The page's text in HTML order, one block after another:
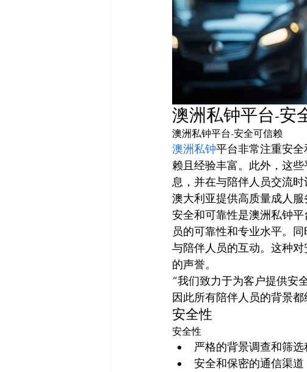
澳洲私钟平台-安
澳洲私钟平台-安全可信赖
澳洲私钟平台非常注重安
赖且经验丰富。此外，这
息，并在与陪伴人员交流
澳大利亚提供高质量成人服
安全和可靠性是澳洲私钟
员的可靠性和专业水平。
与陪伴人员的互动。这种
的声誉。
“我们致力于为客户提供安
因此所有陪伴人员的背景
安全性
安全性
严格的背景调查和筛选
安全和保密的通信渠道